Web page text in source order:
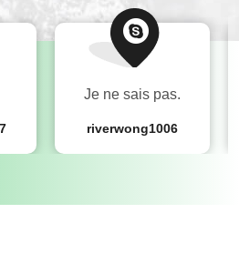
Je ne sais pas.
riverwong1006